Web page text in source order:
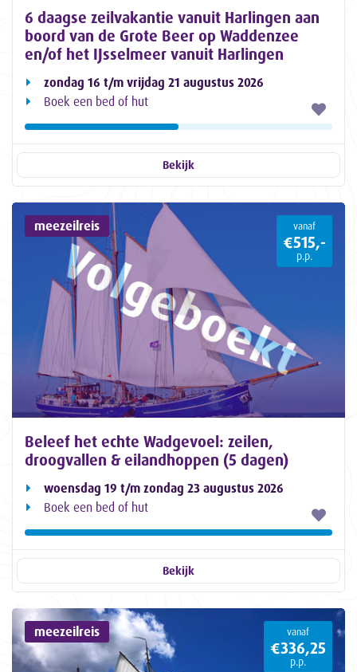
6 daagse zeilvakantie vanuit Harlingen aan
boord van de Grote Beer op Waddenzee
en/of het IJsselmeer vanuit Harlingen
zondag 16 t/m vrijdag 21 augustus 2026
Boek een bed of hut
Bekijk
meezeilreis vanaf
€515,-
p.p.
Beleef het echte Wadgevoel: zeilen,
droogvallen & eilandhoppen (5 dagen)
woensdag 19 t/m zondag 23 augustus 2026
Boek een bed of hut
Bekijk
meezeilreis vanaf
€336,25
p.p.